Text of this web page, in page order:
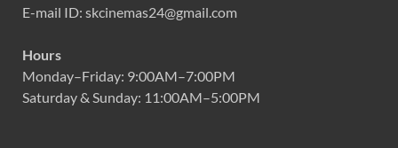
E-mail ID: skcinemas24@gmail.com
Hours
Monday–Friday: 9:00AM–7:00PM
Saturday & Sunday: 11:00AM–5:00PM